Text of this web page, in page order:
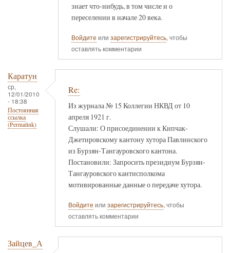
знает что-нибудь, в том числе и о
переселении в начале 20 века.
Войдите или зарегистрируйтесь, чтобы
оставлять комментарии
Каратун
ср,
12/01/2010
- 18:38
Постоянная
ссылка
(Permalink)
Re:
Из журнала № 15 Коллегии НКВД от 10
апреля 1921 г.
Слушали: О присоединении к Кипчак-
Джетировскому кантону хутора Павлинского
из Бурзян-Тангауровского кантона.
Постановили: Запросить президиум Бурзян-
Тангауровского кантисполкома
мотивированные данные о передаче хутора.
Войдите или зарегистрируйтесь, чтобы
оставлять комментарии
Зайцев_А